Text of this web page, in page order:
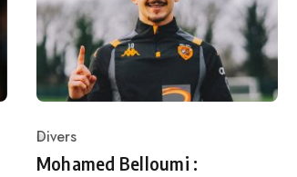
Category
Divers
Mohamed Belloumi :